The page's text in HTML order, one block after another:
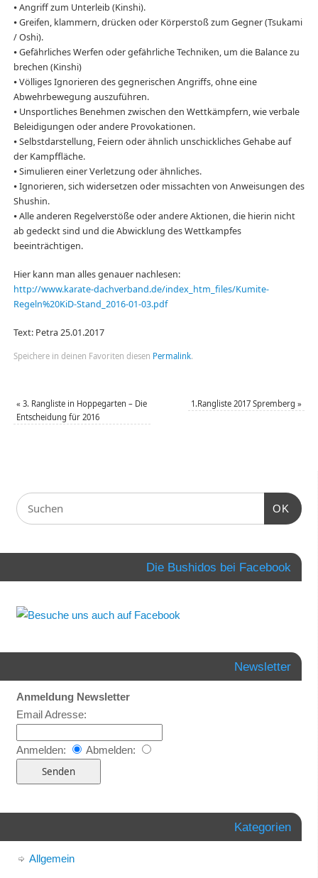
⦁ Angriff zum Unterleib (Kinshi).
⦁ Greifen, klammern, drücken oder Körperstoß zum Gegner (Tsukami
/ Oshi).
⦁ Gefährliches Werfen oder gefährliche Techniken, um die Balance zu
brechen (Kinshi)
⦁ Völliges Ignorieren des gegnerischen Angriffs, ohne eine
Abwehrbewegung auszuführen.
⦁ Unsportliches Benehmen zwischen den Wettkämpfern, wie verbale
Beleidigungen oder andere Provokationen.
⦁ Selbstdarstellung, Feiern oder ähnlich unschickliches Gehabe auf
der Kampffläche.
⦁ Simulieren einer Verletzung oder ähnliches.
⦁ Ignorieren, sich widersetzen oder missachten von Anweisungen des
Shushin.
⦁ Alle anderen Regelverstöße oder andere Aktionen, die hierin nicht
ab gedeckt sind und die Abwicklung des Wettkampfes
beeinträchtigen.
Hier kann man alles genauer nachlesen:
http://www.karate-dachverband.de/index_htm_files/Kumite-
Regeln%20KiD-Stand_2016-01-03.pdf
Text: Petra 25.01.2017
Speichere in deinen Favoriten diesen Permalink.
« 3. Rangliste in Hoppegarten – Die
Entscheidung für 2016
1.Rangliste 2017 Spremberg»
OK
Die Bushidos bei Facebook
Newsletter
Anmeldung Newsletter
Email Adresse:
Anmelden: Abmelden:
Kategorien
Allgemein